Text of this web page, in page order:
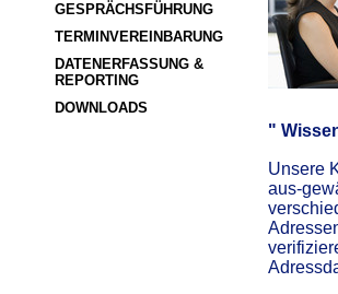
GESPRÄCHSFÜHRUNG
TERMINVEREINBARUNG
DATENERFASSUNG &
REPORTING
DOWNLOADS
"
Unsere
aus-